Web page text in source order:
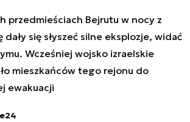
przedmieściach Bejrutu w nocy z
się słyszeć silne eksplozje, widać
Wcześniej wojsko izraelskie
mieszkańców tego rejonu do
ewakuacji